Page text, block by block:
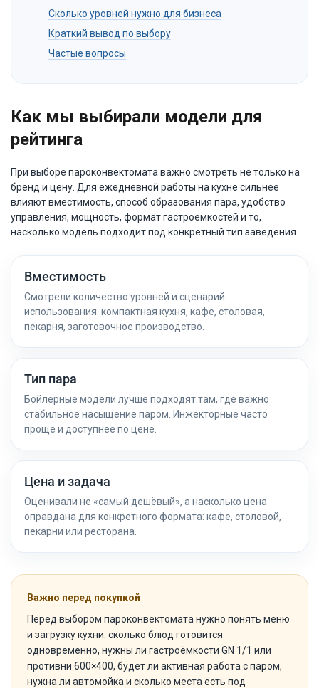
Сколько уровней нужно для бизнеса
Краткий вывод по выбору
Частые вопросы
Как мы выбирали модели для
рейтинга
При выборе пароконвектомата важно смотреть не только на
бренд и цену. Для ежедневной работы на кухне сильнее
влияют вместимость, способ образования пара, удобство
управления, мощность, формат гастроёмкостей и то,
насколько модель подходит под конкретный тип заведения.
Вместимость
Смотрели количество уровней и сценарий
использования: компактная кухня, кафе, столовая,
пекарня, заготовочное производство.
Тип пара
Бойлерные модели лучше подходят там, где важно
стабильное насыщение паром. Инжекторные часто
проще и доступнее по цене.
Цена и задача
Оценивали не «самый дешёвый», а насколько цена
оправдана для конкретного формата: кафе, столовой,
пекарни или ресторана.
Важно перед покупкой
Перед выбором пароконвектомата нужно понять меню
и загрузку кухни: сколько блюд готовится
одновременно, нужны ли гастроёмкости GN 1/1 или
противни 600×400, будет ли активная работа с паром,
нужна ли автомойка и сколько места есть под